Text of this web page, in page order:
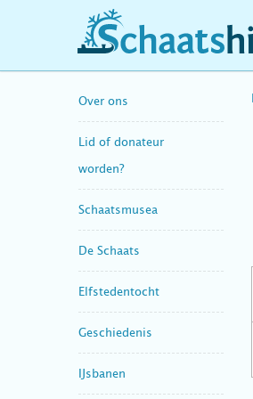
schaatshistorie.nl
Over ons
Lid of donateur
worden?
Schaatsmusea
De Schaats
Elfstedentocht
Geschiedenis
IJsbanen